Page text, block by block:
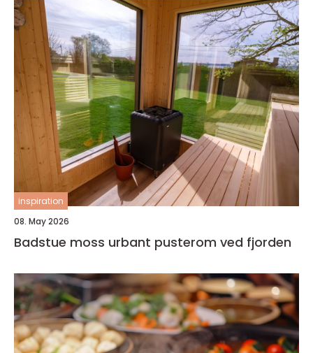
inspiration
08. May 2026
Badstue moss urbant pusterom ved fjorden